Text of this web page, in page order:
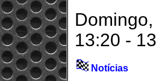
13:20 -
Notícias